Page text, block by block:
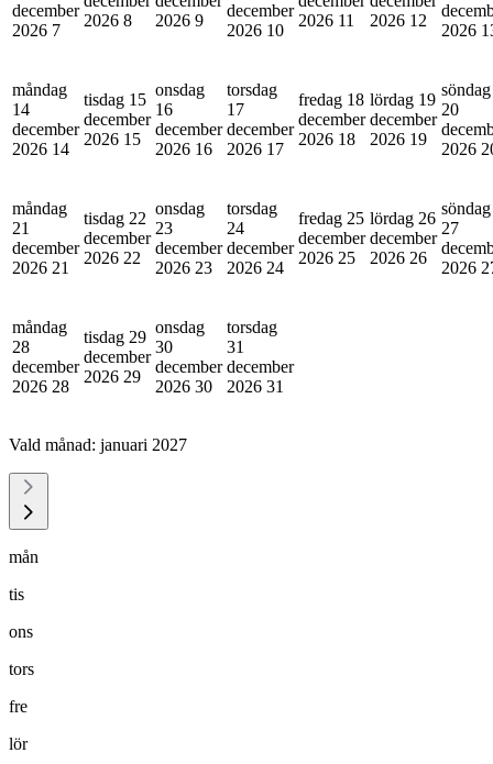
december
2026 7
2026 8
2026 9
december
2026 10
2026 11
2026 12
2026
måndag
14
december
2026 14
tisdag 15
december
2026 15
onsdag
16
december
2026 16
torsdag
17
december
2026 17
fredag 18
december
2026 18
lördag 19
december
2026 19
söndag
20
2026
måndag
21
december
2026 21
tisdag 22
december
2026 22
onsdag
23
december
2026 23
torsdag
24
december
2026 24
fredag 25
december
2026 25
lördag 26
december
2026 26
söndag
27
2026
måndag
28
december
2026 28
tisdag 29
december
2026 29
onsdag
30
december
2026 30
torsdag
31
december
2026 31
Vald månad: januari 2027
mån
tis
ons
tors
fre
lör